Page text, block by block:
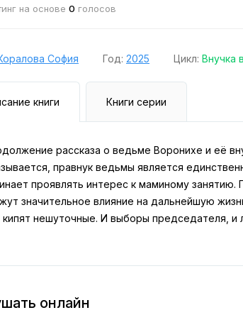
на основе 0 голосов
София Год: 2025 Цикл: Внучка
книги Книги серии
рассказа о ведьме Воронихе и её
правнук ведьмы является
проявлять интерес к маминому занятию.
значительное влияние на дальнейшую
кипят нешуточные. И выборы председателя,
онлайн